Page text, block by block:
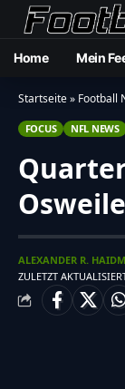
Home Mein
Startseite» Football
FOCUS NFL NEWS
ZULETZT
ALEXANDER R.